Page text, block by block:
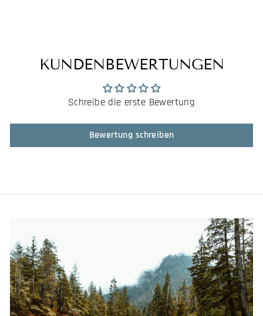
KUNDENBEWERTUNGEN
Schreibe die erste Bewertung
Bewertung schreiben